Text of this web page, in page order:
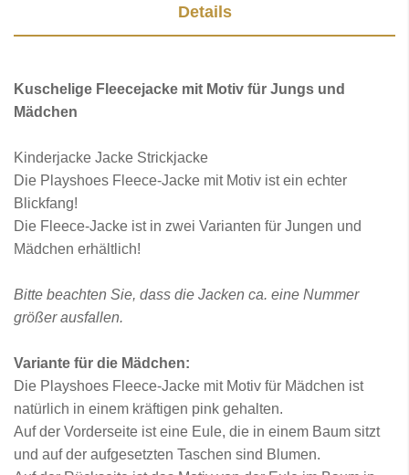
Details
Kuschelige Fleecejacke mit Motiv für Jungs und
Mädchen
Kinderjacke Jacke Strickjacke
Die Playshoes Fleece-Jacke mit Motiv ist ein echter
Blickfang!
Die Fleece-Jacke ist in zwei Varianten für Jungen und
Mädchen erhältlich!
Bitte beachten Sie, dass die Jacken ca. eine Nummer
größer ausfallen.
Variante für die Mädchen:
Die Playshoes Fleece-Jacke mit Motiv für Mädchen ist
natürlich in einem kräftigen pink gehalten.
Auf der Vorderseite ist eine Eule, die in einem Baum sitzt
und auf der aufgesetzten Taschen sind Blumen.